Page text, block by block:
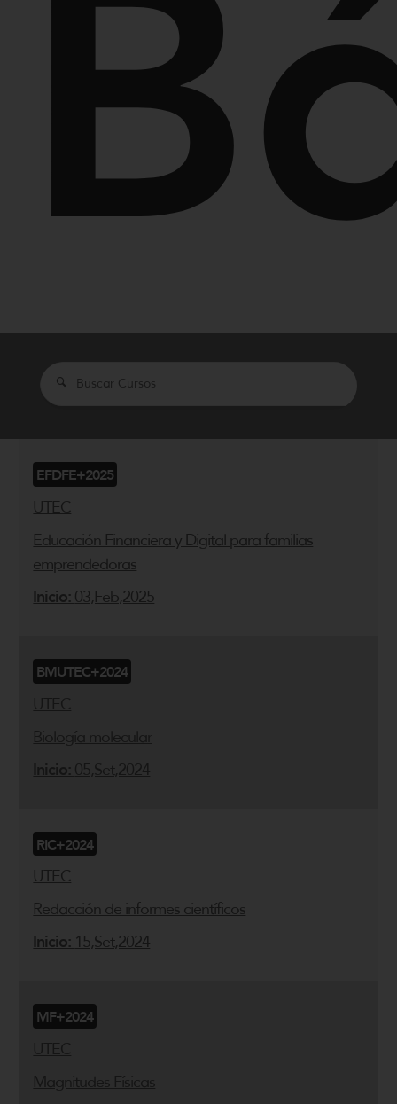
Search
EFDFE+2025
UTEC
Educación Financiera y Digital para familias
emprendedoras
Inicio: 03,Feb,2025
BMUTEC+2024
UTEC
Biología molecular
Inicio: 05,Set,2024
RIC+2024
UTEC
Redacción de informes científicos
Inicio: 15,Set,2024
MF+2024
UTEC
Magnitudes Físicas